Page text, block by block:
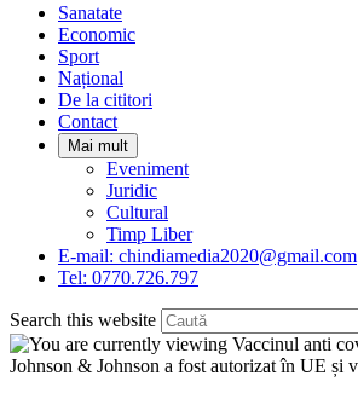
Sanatate
Economic
Sport
Național
De la cititori
Contact
Mai mult
Eveniment
Juridic
Cultural
Timp Liber
E-mail: chindiamedia2020@gmail.com
Tel: 0770.726.797
Search this website